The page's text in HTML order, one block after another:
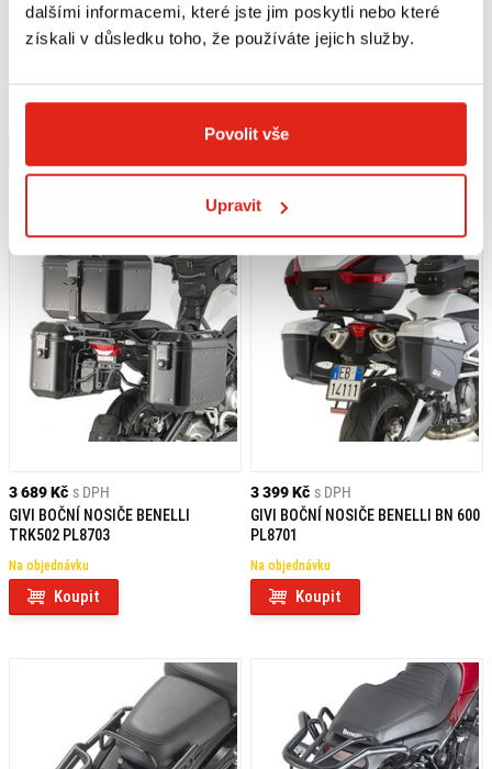
dalšími informacemi, které jste jim poskytli nebo které
získali v důsledku toho, že používáte jejich služby.
Povolit vše
Upravit
8 679 Kč s DPH
BENELLI LEONCINO/LEONCINO
TRAIL BLACK EDITION
5 069 Kč s DPH
TRK502 X (18-20) PL8711
3 689 Kč s DPH
GIVI BOČNÍ NOSIČE BENELLI
TRK502 PL8703
Na objednávku
Koupit
3 399 Kč s DPH
GIVI BOČNÍ NOSIČE BENELLI BN 600
PL8701
Na objednávku
Koupit